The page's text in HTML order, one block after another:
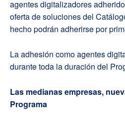
agentes digitalizadores
oferta de soluciones del
hecho podrán adherirse por
La adhesión como agentes
durante toda la duración del
Las medianas empresas,
Programa